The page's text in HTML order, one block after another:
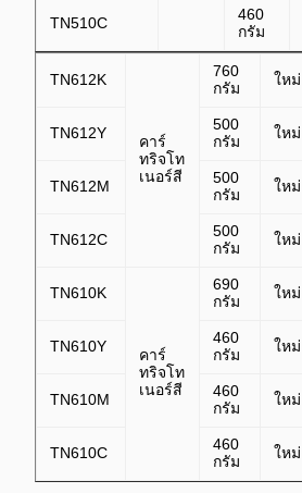
TN510C
460
กรัม
TN612K
คาร์
ทริจโท
เนอร์สี
760
กรัม
ใหม่
TN612Y
500
กรัม
ใหม่
TN612M
500
กรัม
ใหม่
TN612C
500
กรัม
ใหม่
TN610K
คาร์
ทริจโท
เนอร์สี
690
กรัม
ใหม่
TN610Y
460
กรัม
ใหม่
TN610M
460
กรัม
ใหม่
TN610C
460
กรัม
ใหม่